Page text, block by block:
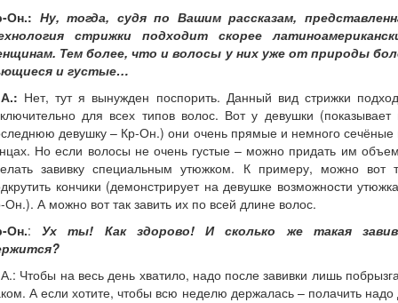
Он.: Ну, тогда, судя по Вашим рассказам,
стрижки подходит скорее
Тем более, что и волосы у них уже от природы
и густые…
Нет, тут я вынужден поспорить. Данный вид стрижки
для всех типов волос. Вот у девушки (показывает
девушку – Кр-Он.) они очень прямые и немного сечёные
Но если волосы не очень густые – можно придать им
завивку специальным утюжком. К примеру, можно вот
кончики (демонстрирует на девушке возможности
Он.). А можно вот так завить их по всей длине волос.
Он.: Ух ты! Как здорово! И сколько же такая
Чтобы на весь день хватило, надо после завивки лишь
А если хотите, чтобы всю неделю держалась – полачить надо